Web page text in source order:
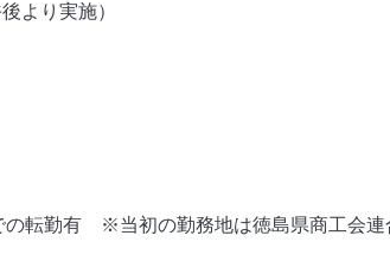
より実施）
転勤有 ※当初の勤務地は徳島県商工会連